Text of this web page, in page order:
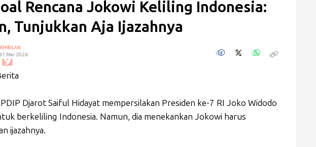
Rencana Jokowi Keliling Indonesia:
Tunjukkan Aja Ijazahnya
Mei 2026
Djarot Saiful Hidayat mempersilakan Presiden ke-7 RI Joko Widodo
berkeliling Indonesia. Namun, dia menekankan Jokowi harus
ijazahnya.